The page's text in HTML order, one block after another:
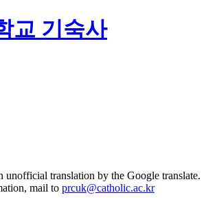
교 기숙사
unofficial translation by the Google translate.
mail to prcuk@catholic.ac.kr